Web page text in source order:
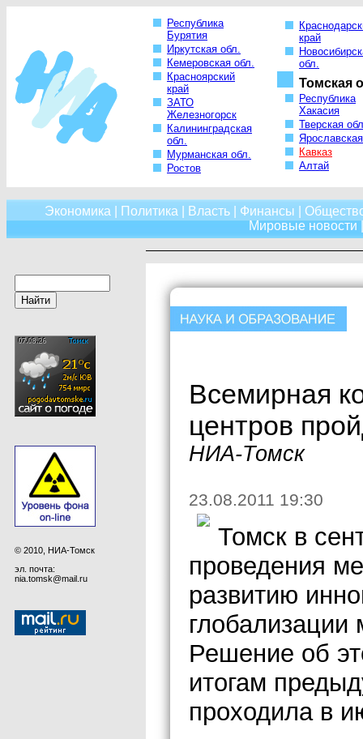
Республика
Бурятия
Иркутская обл.
Кемеровская обл.
Красноярский
край
ЗАТО
Железногорск
Калининградская
обл.
Мурманская обл.
Ростов
край
обл.
Томская
Республика
Хакасия
Тверская
Кавказ
Алтай
Экономика Политика Власть Финансы
Мировые новости
© 2010, НИА-Томск
эл. почта:
nia.tomsk@mail.ru
Всемирная
центров
НИА-Томск
23.08.2011 19:30
Томск в
проведения
развитию
Решение об
итогам
проходила в